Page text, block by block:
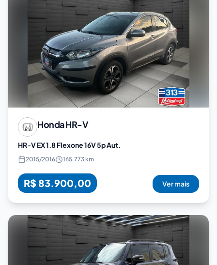
HondaHR-V
HR-V EX 1.8 Flexone 16V 5p Aut.
2015/2016 165.773 km
R$ 83.900,00 Ver mais